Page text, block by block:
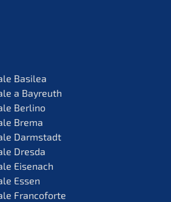
Basilea
a Bayreuth
Berlino
Brema
Darmstadt
Dresda
Eisenach
Essen
Francoforte